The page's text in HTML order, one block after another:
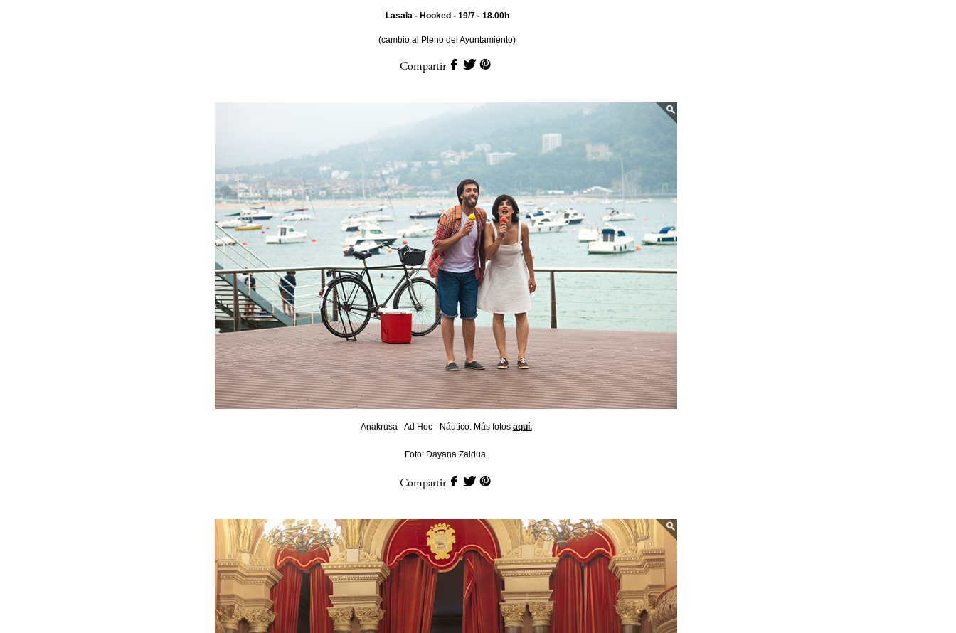
Lasala - Hooked - 19/7 - 18.00h
(cambio al Pleno del Ayuntamiento)
Compartir
Anakrusa - Ad Hoc - Náutico. Más fotos aquí.
Foto: Dayana Zaldua.
Compartir